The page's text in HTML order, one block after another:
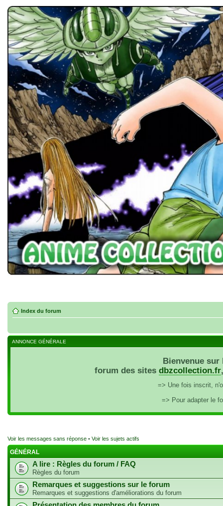
Index du forum
ANNONCE GÉNÉRALE
Bienvenue
forum des sites dbzcollection.fr
=> Une fois inscrit,
=> Pour adapter le
Voir les messages sans réponse • Voir les sujets actifs
GÉNÉRAL
A lire : Règles du forum / FAQ
Règles du forum
Remarques et suggestions sur le forum
Remarques et suggestions d'améliorations du forum